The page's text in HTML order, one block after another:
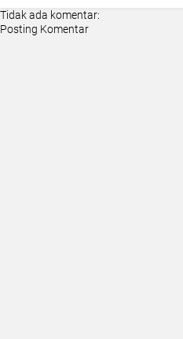
Tidak ada komentar:
Posting Komentar